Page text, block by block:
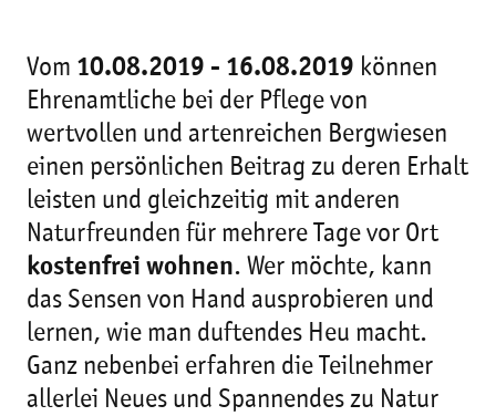
Vom 10.08.2019 - 16.08.2019 können
Ehrenamtliche bei der Pflege von
wertvollen und artenreichen Bergwiesen
einen persönlichen Beitrag zu deren Erhalt
leisten und gleichzeitig mit anderen
Naturfreunden für mehrere Tage vor Ort
kostenfrei wohnen. Wer möchte, kann
das Sensen von Hand ausprobieren und
lernen, wie man duftendes Heu macht.
Ganz nebenbei erfahren die Teilnehmer
allerlei Neues und Spannendes zu Natur